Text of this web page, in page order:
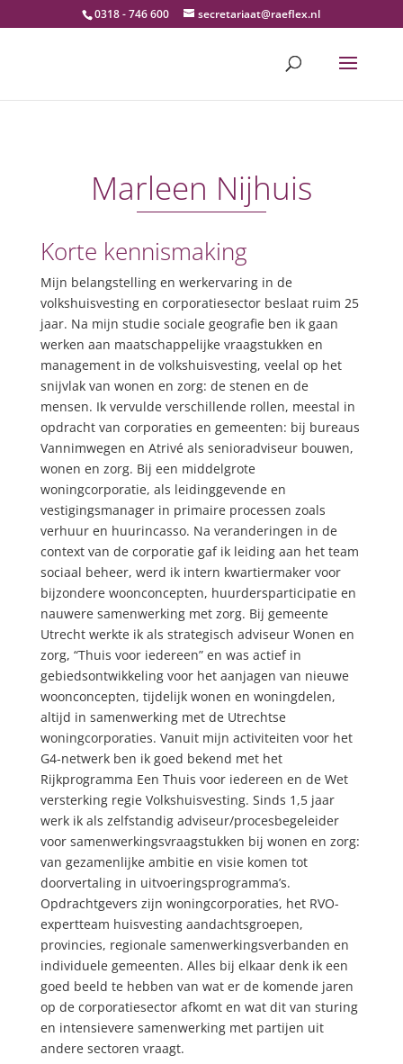
0318 - 746 600 secretariaat@raeflex.nl
Marleen Nijhuis
Korte kennismaking
Mijn belangstelling en werkervaring in de
volkshuisvesting en corporatiesector beslaat ruim 25
jaar. Na mijn studie sociale geografie ben ik gaan
werken aan maatschappelijke vraagstukken en
management in de volkshuisvesting, veelal op het
snijvlak van wonen en zorg: de stenen en de
mensen. Ik vervulde verschillende rollen, meestal in
opdracht van corporaties en gemeenten: bij bureaus
Vannimwegen en Atrivé als senioradviseur bouwen,
wonen en zorg. Bij een middelgrote
woningcorporatie, als leidinggevende en
vestigingsmanager in primaire processen zoals
verhuur en huurincasso. Na veranderingen in de
context van de corporatie gaf ik leiding aan het team
sociaal beheer, werd ik intern kwartiermaker voor
bijzondere woonconcepten, huurdersparticipatie en
nauwere samenwerking met zorg. Bij gemeente
Utrecht werkte ik als strategisch adviseur Wonen en
zorg, “Thuis voor iedereen” en was actief in
gebiedsontwikkeling voor het aanjagen van nieuwe
woonconcepten, tijdelijk wonen en woningdelen,
altijd in samenwerking met de Utrechtse
woningcorporaties. Vanuit mijn activiteiten voor het
G4-netwerk ben ik goed bekend met het
Rijkprogramma Een Thuis voor iedereen en de Wet
versterking regie Volkshuisvesting. Sinds 1,5 jaar
werk ik als zelfstandig adviseur/procesbegeleider
voor samenwerkingsvraagstukken bij wonen en zorg:
van gezamenlijke ambitie en visie komen tot
doorvertaling in uitvoeringsprogramma’s.
Opdrachtgevers zijn woningcorporaties, het RVO-
expertteam huisvesting aandachtsgroepen,
provincies, regionale samenwerkingsverbanden en
individuele gemeenten. Alles bij elkaar denk ik een
goed beeld te hebben van wat er de komende jaren
op de corporatiesector afkomt en wat dit van sturing
en intensievere samenwerking met partijen uit
andere sectoren vraagt.